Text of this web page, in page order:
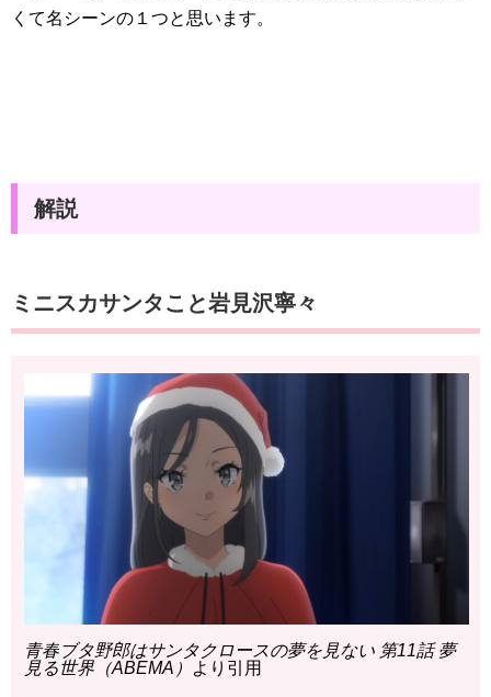
くて名シーンの１つと思います。
解説
ミニスカサンタこと岩見沢寧々
青春ブタ野郎はサンタクロースの夢を見ない 第11話 夢
見る世界（ABEMA）
より引用